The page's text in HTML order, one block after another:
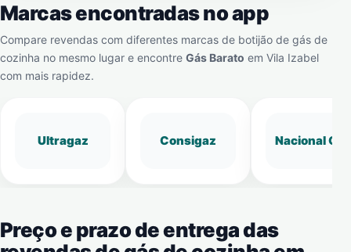
Marcas encontradas no app
Compare revendas com diferentes marcas de botijão de gás de
cozinha no mesmo lugar e encontre Gás Barato em Vila Izabel
com mais rapidez.
Ultragaz Consigaz Nacional Gás
Preço e prazo de entrega das